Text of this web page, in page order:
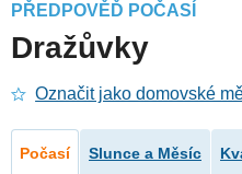
PŘEDPOVĚĎ POČASÍ
Dražůvky
Označit jako domovské
Počasí Slunce a Měsíc